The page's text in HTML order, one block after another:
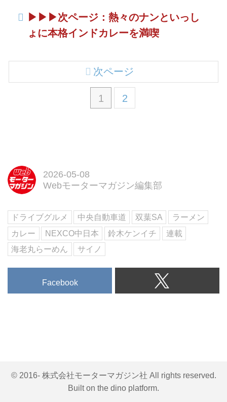
▶︎▶︎▶︎次ページ：熱々のナンといっし
ょに本格インドカレーを満喫
1 2
次ページ
2026-05-08
Webモーターマガジン編集部
ドライブグルメ 中央自動車道 双葉SA
ラーメン
カレー
NEXCO中日本 鈴木ケンイチ
連載
海老丸らーめん
サイノ
Facebook
© 2016- 株式会社モーターマガジン社 All rights reserved.
Built on the dino platform.